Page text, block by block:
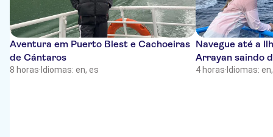
Aventura em Puerto Blest e Cachoeiras
de Cántaros
8 horas· Idiomas: en, es
Navegue até a
Arrayan saindo
4 horas· Idiomas: